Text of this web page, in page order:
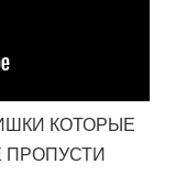
КОТОРЫЕ
ПРОПУСТИ